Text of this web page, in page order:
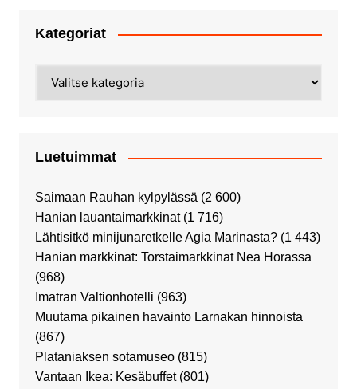
Kategoriat
Luetuimmat
Saimaan Rauhan kylpylässä (2 600)
Hanian lauantaimarkkinat (1 716)
Lähtisitkö minijunaretkelle Agia Marinasta? (1 443)
Hanian markkinat: Torstaimarkkinat Nea Horassa
(968)
Imatran Valtionhotelli (963)
Muutama pikainen havainto Larnakan hinnoista
(867)
Plataniaksen sotamuseo (815)
Vantaan Ikea: Kesäbuffet (801)